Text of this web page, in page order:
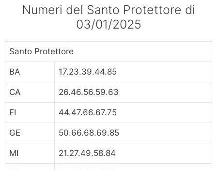
Numeri del Santo Protettore di
03/01/2025
Santo Protettore
BA 17.23.39.44.85
CA 26.46.56.59.63
FI 44.47.66.67.75
GE 50.66.68.69.85
MI 21.27.49.58.84